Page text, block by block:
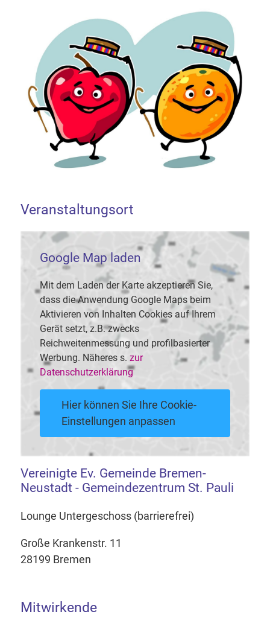
Veranstaltungsort
Google Map laden
Mit dem Laden der Karte akzeptieren Sie,
dass die Anwendung Google Maps beim
Aktivieren von Inhalten Cookies auf Ihrem
Gerät setzt, z.B. zwecks
Reichweitenmessung und profilbasierter
Werbung. Näheres s. zur
Datenschutzerklärung
Hier können Sie Ihre Cookie-
Einstellungen anpassen
Vereinigte Ev. Gemeinde Bremen-
Neustadt - Gemeindezentrum St. Pauli
Lounge Untergeschoss (barrierefrei)
Große Krankenstr. 11
28199 Bremen
Mitwirkende